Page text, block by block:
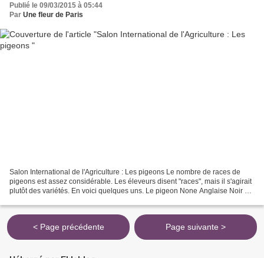
Publié le 09/03/2015 à 05:44
Par Une fleur de Paris
Salon International de l'Agriculture : Les pigeons Le nombre de races de
pigeons est assez considérable. Les éleveurs disent "races", mais il s'agirait
plutôt des variétés. En voici quelques uns. Le pigeon None Anglaise Noir Le
< Page précédente Page suivante >